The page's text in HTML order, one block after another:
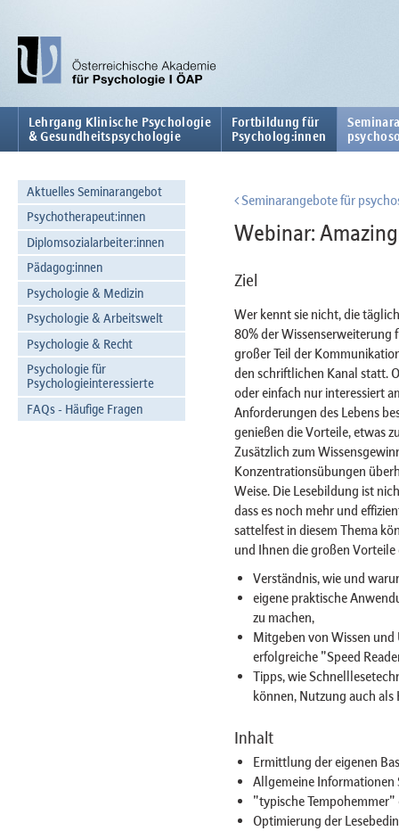
Lehrgang Klinische Psychologie
& Gesundheitspsychologie
Fortbildung für
Psycholog:innen
Aktuelles Seminarangebot
Psychotherapeut:innen
Diplomsozialarbeiter:innen
Pädagog:innen
Psychologie & Medizin
Psychologie & Arbeitswelt
Psychologie & Recht
Psychologie für
Psychologieinteressierte
FAQs - Häufige Fragen
Seminarangebote für
Webinar:
Ziel
Wer kennt sie nicht, die
80% der Wissenserweiterung
großer Teil der
den schriftlichen Kanal statt.
oder einfach nur interessiert
Anforderungen des Lebens
genießen die Vorteile, etwas
Zusätzlich zum
Konzentrationsübungen
Weise. Die Lesebildung ist
dass es noch mehr und
sattelfest in diesem Thema
und Ihnen die großen
Verständnis, wie und
eigene praktische
zu machen,
Mitgeben von Wissen
erfolgreiche "Speed
Tipps, wie
können, Nutzung auch
Inhalt
Ermittlung der eigenen
Allgemeine Informationen
"typische
Optimierung der